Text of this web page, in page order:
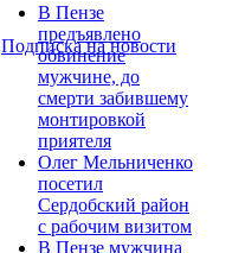
Подписка на новости
В Пензе
предъявлено
обвинение
мужчине, до
смерти забившему
монтировкой
приятеля
Олег Мельниченко
посетил
Сердобский район
с рабочим визитом
В Пензе мужчина